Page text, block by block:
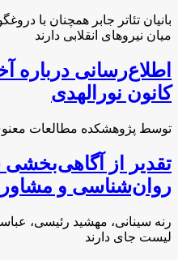
بانیان تئاتر جابر همچنان با
میان نیروهای انقلابی دارند
اطلاع‌رسانی درباره
کانون نورالهدی
توسط پژوهشکده مطالعات
تقدیر از
روان‌شناسی و
رنه سینانی، مهشید رئیسی،
لیست جای دارند